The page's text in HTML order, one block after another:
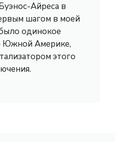
Айреса в
шагом в моей
одинокое
Южной Америке,
этого